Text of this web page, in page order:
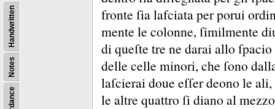
Notes
Handwritten
fronte ſia lafciata per porui
mente le colonne, ſimilmente
di queſte tre ne darai allo ſpacio
delle celle minori, che ſono
laſcierai doue eſſer deono le
le altre quattro ſi diano al